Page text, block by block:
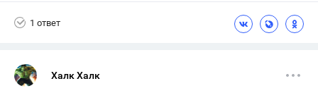
1 ответ
Халк Халк